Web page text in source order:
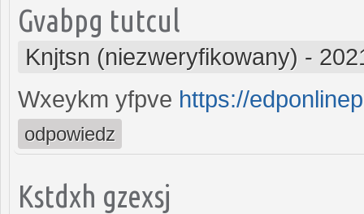
Gvabpg tutcul
Knjtsn (niezweryfikowany) -
Wxeykm yfpve https://
odpowiedz
Kstdxh gzexsj